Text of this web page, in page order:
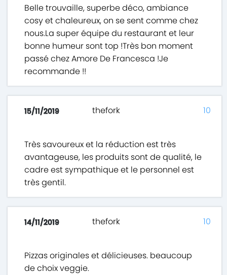
Belle trouvaille, superbe déco, ambiance
cosy et chaleureux, on se sent comme chez
nous.La super équipe du restaurant et leur
bonne humeur sont top !Très bon moment
passé chez Amore De Francesca !Je
recommande !!
15/11/2019 thefork
Très savoureux et la réduction est très
avantageuse, les produits sont de qualité, le
cadre est sympathique et le personnel est
très gentil.
10
14/11/2019 thefork
Pizzas originales et délicieuses. beaucoup
de choix veggie.
10